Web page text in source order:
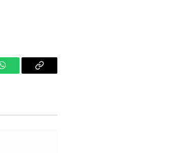
WhatsAppCopy